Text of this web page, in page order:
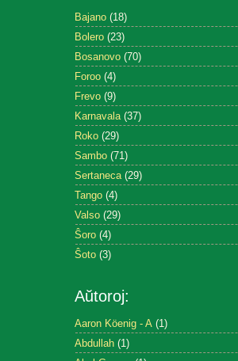
Bajano (18)
Bolero (23)
Bosanovo (70)
Foroo (4)
Frevo (9)
Karnavala (37)
Roko (29)
Sambo (71)
Sertaneca (29)
Tango (4)
Valso (29)
Ŝoro (4)
Ŝoto (3)
Aŭtoroj:
Aaron Köenig - A (1)
Abdullah (1)